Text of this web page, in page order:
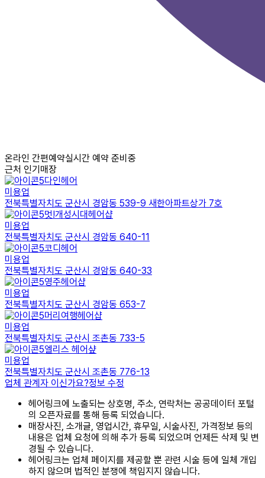
온라인 간편예약실시간 예약 준비중
근처 인기매장
다인헤어
미용업
전북특별자치도 군산시 경암동 539-9 새한아파트상가 7호
멋!개성시대헤어샵
미용업
전북특별자치도 군산시 경암동 640-11
코디헤어
미용업
전북특별자치도 군산시 경암동 640-33
영주헤어샵
미용업
전북특별자치도 군산시 경암동 653-7
머리여행헤어샵
미용업
전북특별자치도 군산시 조촌동 733-5
엘리스 헤어샾
미용업
전북특별자치도 군산시 조촌동 776-13
업체 관계자 이신가요?정보 수정
헤어링크에 노출되는 상호명, 주소, 연락처는 공공데이터 포털
의 오픈자료를 통해 등록 되었습니다.
매장사진, 소개글, 영업시간, 휴무일, 시술사진, 가격정보 등의
내용은 업체 요청에 의해 추가 등록 되었으며 언제든 삭제 및 변
경될 수 있습니다.
헤어링크는 업체 페이지를 제공할 뿐 관련 시술 등에 일체 개입
하지 않으며 법적인 분쟁에 책임지지 않습니다.